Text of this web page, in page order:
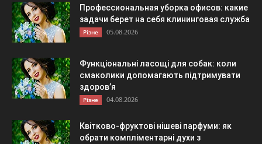
Профессиональная уборка офисов: какие
задачи берет на себя клининговая служба
Різне 05.08.2026
Функціональні ласощі для собак: коли
смаколики допомагають підтримувати
здоров’я
Різне 04.08.2026
Квітково-фруктові нішеві парфуми: як
обрати компліментарні духи з